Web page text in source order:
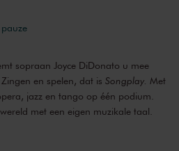
sopraan Joyce DiDonato u mee
en spelen, dat is Songplay. Met
jazz en tango op één podium.
met een eigen muzikale taal.